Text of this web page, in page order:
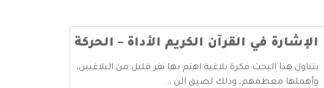
الإشارة في القرآن الكريم الأداة – الحركة
يتناول هذا البحث فكرة بلاغية اهتم بها نفر قليل من البلاغيين،
وأهملها معظمهم، وذلك لضيق الن ...